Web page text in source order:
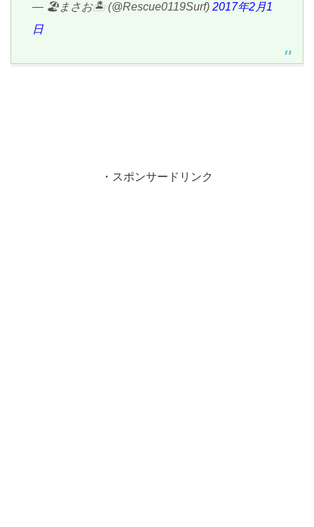
— 🏖まさお🏝 (@Rescue0119Surf) 2017年2月1
日
・スポンサードリンク